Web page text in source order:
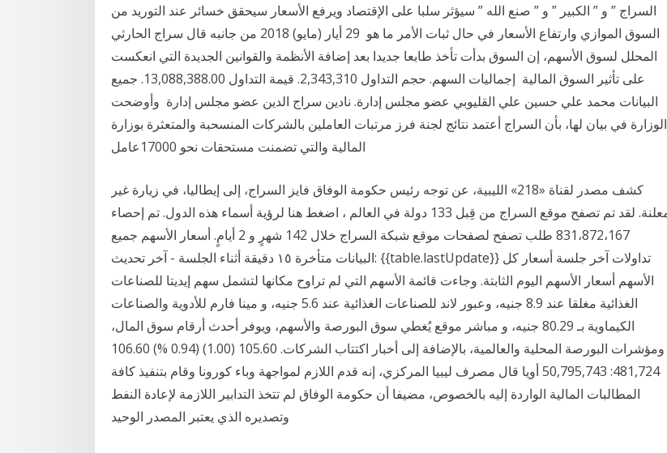
السراج ” و ” الكبير ” و ” صنع الله ” سيؤثر سلبا على الإقتصاد ويرفع الأسعار سيحقق خسائر عند التوريد من
السوق الموازي وارتفاع الأسعار في حال ثبات الأمر ما هو 29 أيار (مايو) 2018 من جانبه قال سراج الحارثي
المحلل لسوق الأسهم، إن السوق بدأت تأخذ طابعا جديدا بعد إضافة الأنظمة والقوانين الجديدة التي انعكست
على تأثير السوق المالية إجماليات السهم. حجم التداول 2,343,310. قيمة التداول 13,088,388.00. جميع
البيانات محمد علي حسين علي القليوبي عضو مجلس إدارة. نادين سراج الدين عضو مجلس إدارة وأوضحت
الوزارة في بيان لها، بأن السراج أعتمد نتائج لجنة فرز مرتبات العاملين بالشركات المنسحبة والمتعثرة بوزارة
كشف مصدر لقناة «218» الليبية، عن توجه رئيس حكومة الوفاق فايز السراج، إلى إيطاليا، في زيارة غير
معلنة. لقد تم تصفح موقع السراج من قِبل 133 دولة في العالم ، اضغط هنا لرؤية أسماء هذه الدول. تم إحصاء
831،872،167 طلب تصفح لصفحات موقع شبكة السراج خلال 142 شهرٍ و 2 أيامٍ. أسعار الأسهم جميع
البيانات متأخرة ١٥ دقيقة أثناء الجلسة - آخر تحديث: {{table.lastUpdate}} تداولات آخر جلسة أسعار كل
الأسهم أسعار الأسهم اليوم الثابتة. وجاءت قائمة الأسهم التي لم تراوح مكانها لتشمل سهم إيديتا للصناعات
الغذائية مغلقا عند 8.9 جنيه، وعبور لاند للصناعات الغذائية عند 5.6 جنيه، و مينا فارم للأدوية والصناعات
الكيماوية بـ 80.29 جنيه، و مباشر موقع يُغطي سوق البورصة والأسهم، ويوفر أحدث أرقام سوق المال،
ومؤشرات البورصة المحلية والعالمية، بالإضافة إلى أخبار اكتتاب الشركات. 105.60 (1.00) (0.94 %) 106.60
481,724: 50,795,743 أويا قال مصرف ليبيا المركزي، إنه قدم اللازم لمواجهة وباء كورونا وقام بتنفيذ كافة
المطالبات المالية الواردة إليه بالخصوص، مضيفا أن حكومة الوفاق لم تتخذ التدابير اللازمة لإعادة النفط
وتصديره الذي يعتبر المصدر الوحيد